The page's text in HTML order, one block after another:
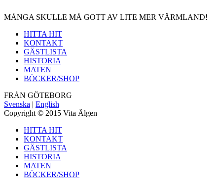
MÅNGA SKULLE MÅ GOTT AV LITE MER VÄRMLAND!
HITTA HIT
KONTAKT
GÄSTLISTA
HISTORIA
MATEN
BÖCKER/SHOP
FRÅN GÖTEBORG
Svenska | English
Copyright © 2015 Vita Älgen
HITTA HIT
KONTAKT
GÄSTLISTA
HISTORIA
MATEN
BÖCKER/SHOP